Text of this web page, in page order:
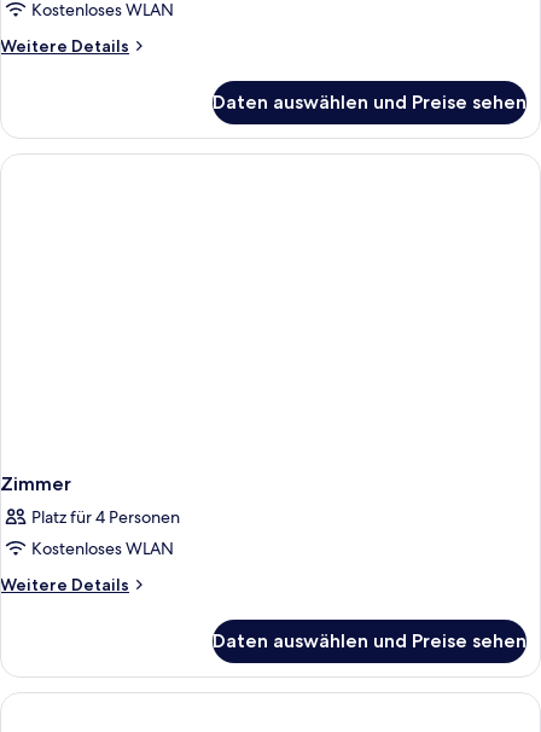
Kostenloses WLAN
Weitere Details
Weitere
Daten auswählen und Preise sehen
Zimmer
Platz für 4 Personen
Kostenloses WLAN
Weitere Details
Weitere
Daten auswählen und Preise sehen